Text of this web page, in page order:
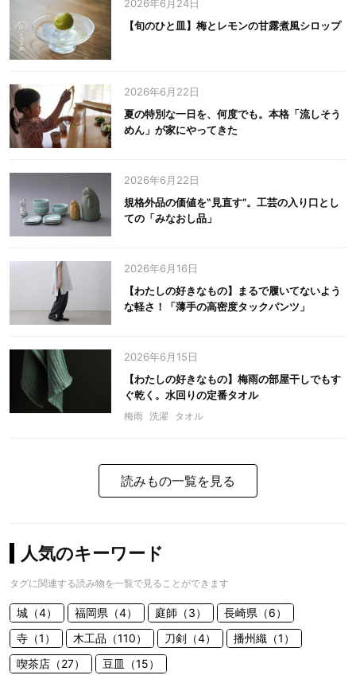
2026年6月24日
【旬のひと皿】梅とレモンの甘露煮風シロップ
2026年6月22日
夏の特別な一日を、何度でも。本格「流しそう
めん」が家にやってきた
2026年6月22日
規格外品の価値を‟見直す”。工芸の入り口とし
ての「みなおし品」
2026年6月16日
【わたしの好きなもの】まるで履いてないよう
な軽さ！「薄手の高密度タックパンツ」
2026年6月15日
【わたしの好きなもの】梅雨の部屋干しでもす
ぐ乾く。水回りの定番タオル
梅雨 洗濯 タオル
読みもの一覧を見る
人気のキーワード
タグに関連する読み物を一覧で見ることができます
城（4） 福岡県（4） 庭師（3）
長崎県（6）
寺（1）
木工品（110） 刀剣（4）
播州織（1）
喫茶店（27）
豆皿（15）